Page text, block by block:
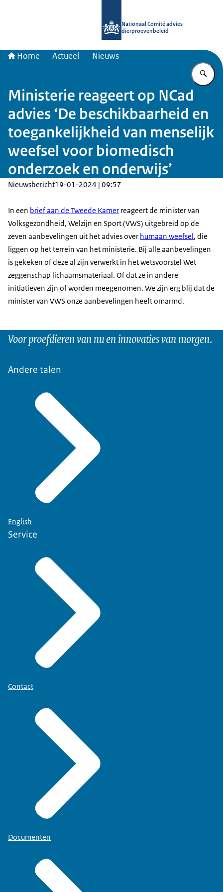
Nationaal Comité advies
dierproevenbeleid
Home Actueel Nieuws
Ministerie reageert op NCad
advies ‘De beschikbaarheid en
toegankelijkheid van menselijk
weefsel voor biomedisch
onderzoek en onderwijs’
Nieuwsbericht19-01-2024 | 09:57
In een brief aan de Tweede Kamer reageert de minister van
Volksgezondheid, Welzijn en Sport (VWS) uitgebreid op de
zeven aanbevelingen uit het advies over humaan weefsel , die
liggen op het terrein van het ministerie. Bij alle aanbevelingen
is gekeken of deze al zijn verwerkt in het wetsvoorstel Wet
zeggenschap lichaamsmateriaal. Of dat ze in andere
initiatieven zijn of worden meegenomen. We zijn erg blij dat de
minister van VWS onze aanbevelingen heeft omarmd.
Voor proefdieren van nu en innovaties van morgen.
Andere talen
English
Service
Contact
Documenten